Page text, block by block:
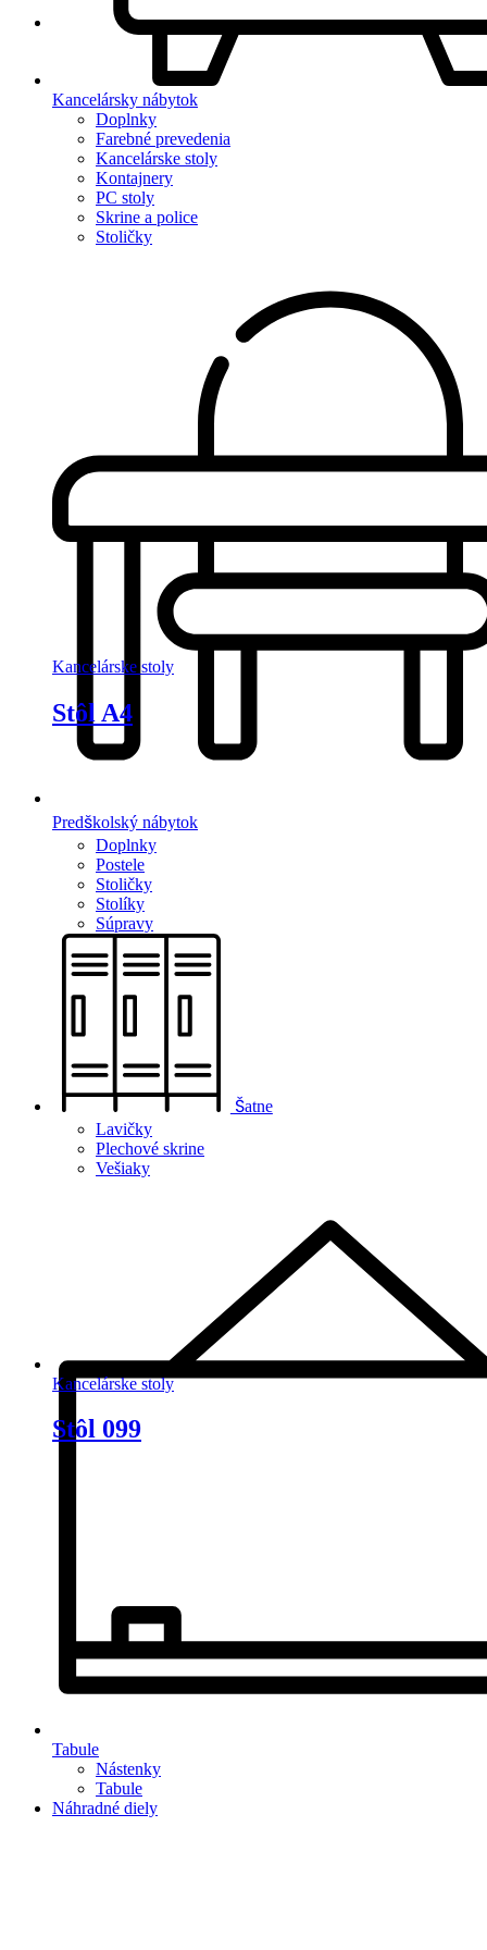
Kancelársky nábytok
Doplnky
Farebné prevedenia
Kancelárske stoly
Kontajnery
PC stoly
Skrine a police
Stoličky
Predškolský nábytok
Doplnky
Postele
Stoličky
Stolíky
Súpravy
Šatne
Lavičky
Plechové skrine
Vešiaky
Tabule
Nástenky
Tabule
Náhradné diely
Kancelárske stoly
Stôl A4
Kancelárske stoly
Stôl 099